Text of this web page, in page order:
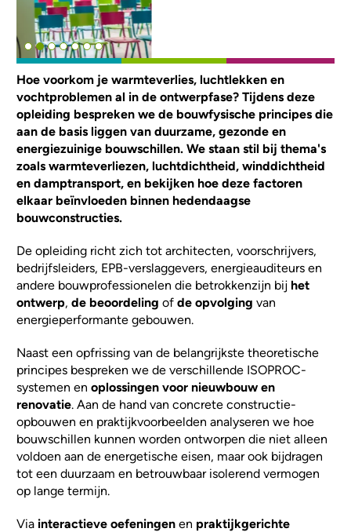
Hoe voorkom je warmteverlies, luchtlekken en
vochtproblemen al in de ontwerpfase? Tijdens deze
opleiding bespreken we de bouwfysische principes die
aan de basis liggen van duurzame, gezonde en
energiezuinige bouwschillen. We staan stil bij thema's
zoals warmteverliezen, luchtdichtheid, winddichtheid
en damptransport, en bekijken hoe deze factoren
elkaar beïnvloeden binnen hedendaagse
bouwconstructies.
De opleiding richt zich tot architecten, voorschrijvers,
bedrijfsleiders, EPB-verslaggevers, energieauditeurs en
andere bouwprofessionelen die betrokkenzijn bij het
ontwerp,de beoordeling ofde opvolging van
energieperformante gebouwen.
Naast een opfrissing van de belangrijkste theoretische
principes bespreken we de verschillende ISOPROC-
systemen enoplossingen voor nieuwbouw en
renovatie. Aan de hand van concrete constructie-
opbouwen en praktijkvoorbeelden analyseren we hoe
bouwschillen kunnen worden ontworpen die niet alleen
voldoen aan de energetische eisen, maar ook bijdragen
tot een duurzaam en betrouwbaar isolerend vermogen
op lange termijn.
Via interactieve oefeningen en praktijkgerichte